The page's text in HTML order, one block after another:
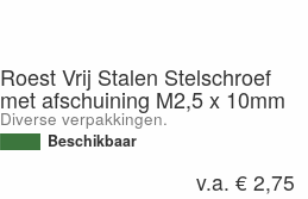
Roest Vrij Stalen Stelschroef
met afschuining M2,5 x 10mm
Diverse verpakkingen.
Beschikbaar
v.a. € 2,75